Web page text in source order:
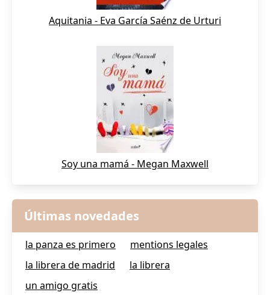
Aquitania - Eva García Saénz de Urturi
Soy una mamá - Megan Maxwell
Últimas novedades
la panza es primero
mentions legales
la librera de madrid
la librera
un amigo gratis